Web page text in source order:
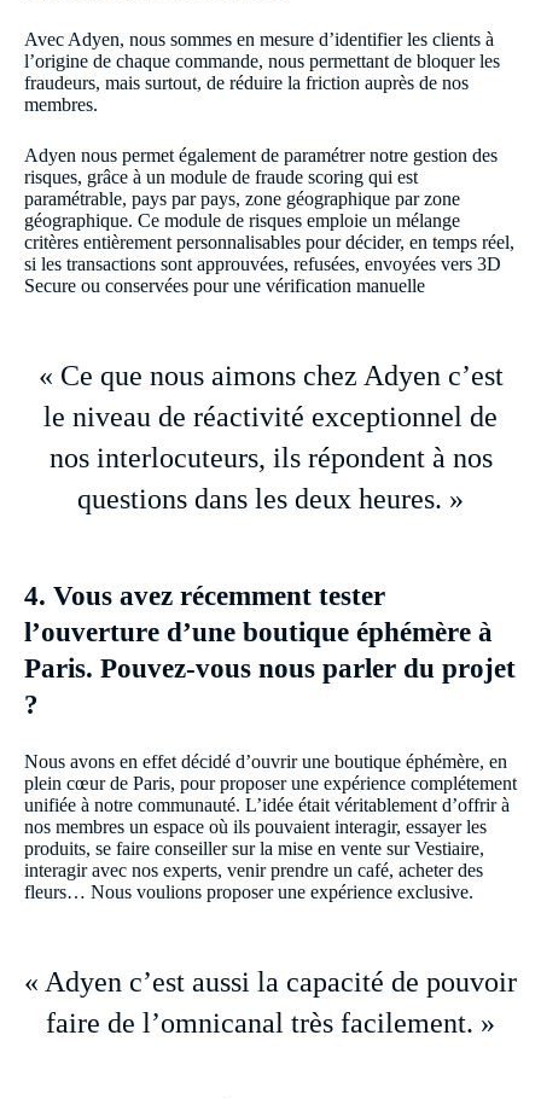
Avec Adyen, nous sommes en mesure d’identifier les clients à
l’origine de chaque commande, nous permettant de bloquer les
fraudeurs, mais surtout, de réduire la friction auprès de nos
membres.
Adyen nous permet également de paramétrer notre gestion des
risques, grâce à un module de fraude scoring qui est
paramétrable, pays par pays, zone géographique par zone
géographique. Ce module de risques emploie un mélange
critères entièrement personnalisables pour décider, en temps réel,
si les transactions sont approuvées, refusées, envoyées vers 3D
Secure ou conservées pour une vérification manuelle
« Ce que nous aimons chez Adyen c’est
le niveau de réactivité exceptionnel de
nos interlocuteurs, ils répondent à nos
questions dans les deux heures. »
4. Vous avez récemment tester
l’ouverture d’une boutique éphémère à
Paris. Pouvez-vous nous parler du projet
?
Nous avons en effet décidé d’ouvrir une boutique éphémère, en
plein cœur de Paris, pour proposer une expérience complétement
unifiée à notre communauté. L’idée était véritablement d’offrir à
nos membres un espace où ils pouvaient interagir, essayer les
produits, se faire conseiller sur la mise en vente sur Vestiaire,
interagir avec nos experts, venir prendre un café, acheter des
fleurs… Nous voulions proposer une expérience exclusive.
« Adyen c’est aussi la capacité de pouvoir
faire de l’omnicanal très facilement. »